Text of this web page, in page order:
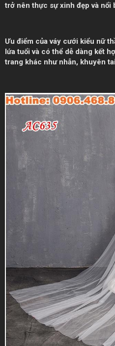
trở nên thực sự xinh đẹp và nổi
Ưu điểm của váy cưới kiểu nữ
lứa tuổi và có thể dễ dàng kết
trang khác như nhẫn, khuyên